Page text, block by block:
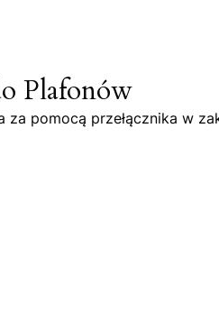
Plafonów
za pomocą przełącznika w